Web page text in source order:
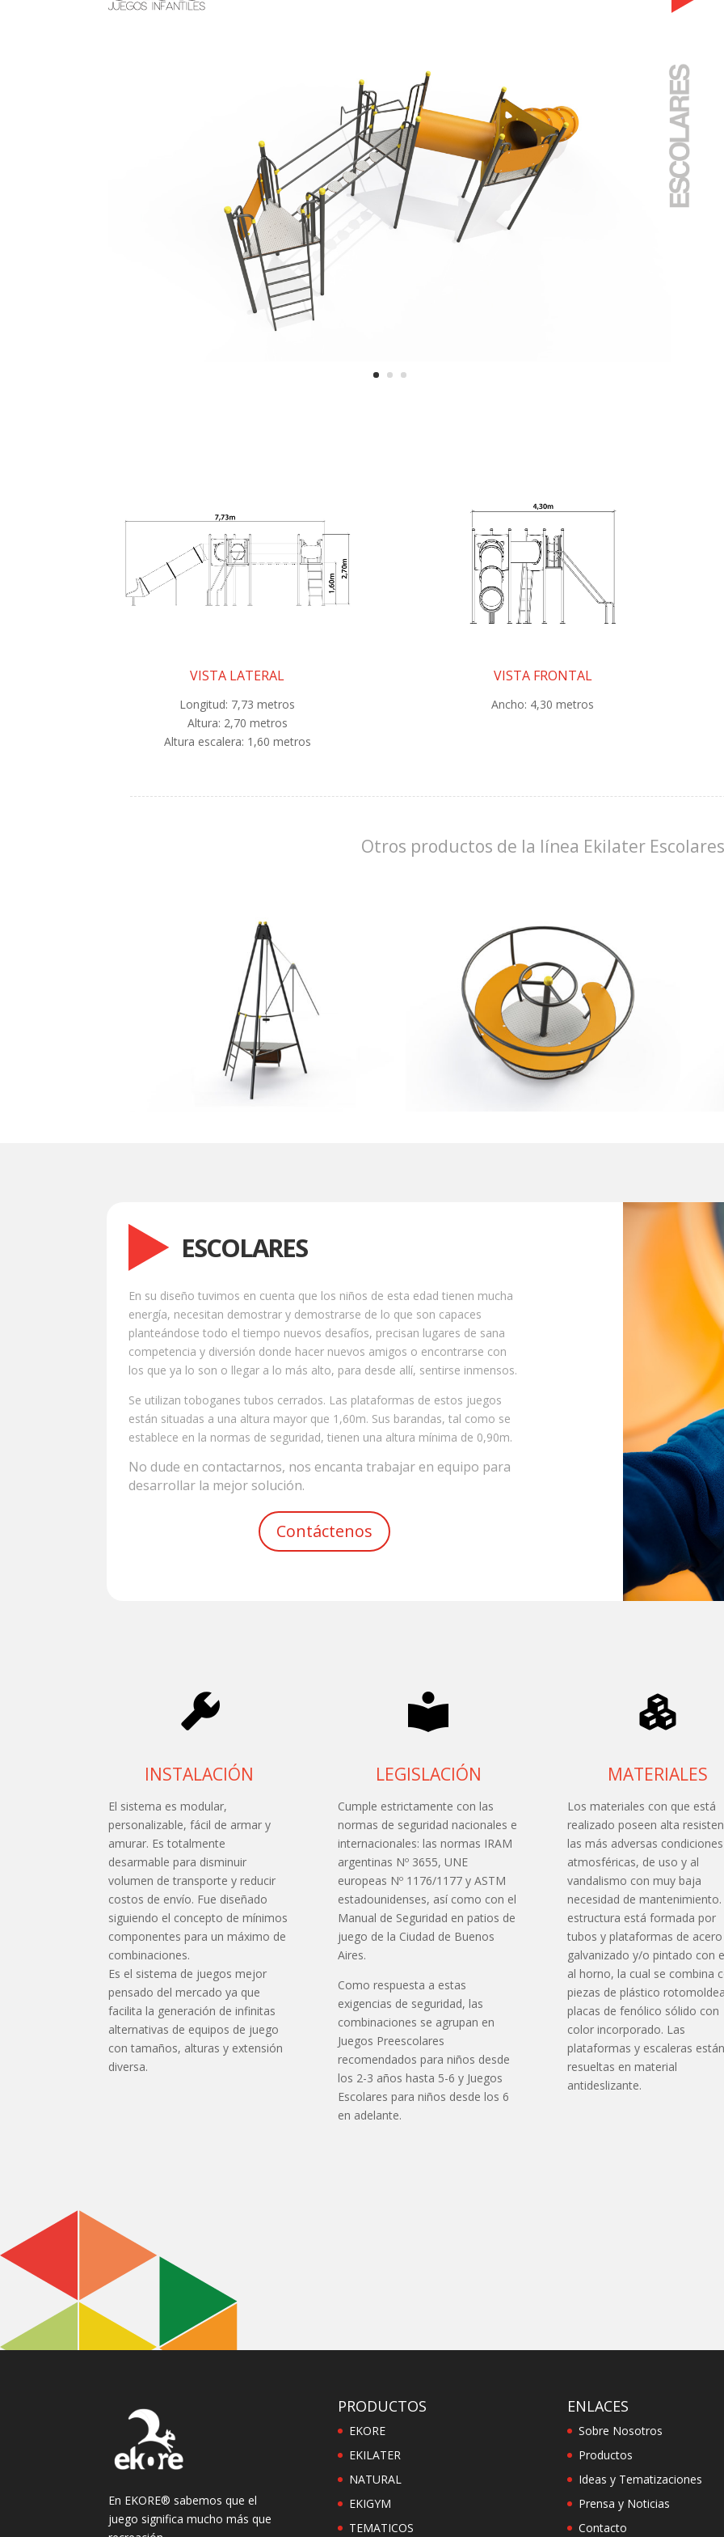
VISTA LATERAL
Longitud: 7,73 metros
Altura: 2,70 metros
Altura escalera: 1,60 metros
VISTA FRONTAL
Ancho: 4,30 metros
Otros productos de la línea Ekilater Escolares
ESCOLARES
En su diseño tuvimos en cuenta que los niños de esta edad tienen mucha
energía, necesitan demostrar y demostrarse de lo que son capaces
planteándose todo el tiempo nuevos desafíos, precisan lugares de sana
competencia y diversión donde hacer nuevos amigos o encontrarse con
los que ya lo son o llegar a lo más alto, para desde allí, sentirse inmensos.
Se utilizan toboganes tubos cerrados. Las plataformas de estos juegos
están situadas a una altura mayor que 1,60m. Sus barandas, tal como se
establece en la normas de seguridad, tienen una altura mínima de 0,90m.
No dude en contactarnos, nos encanta trabajar en equipo para
desarrollar la mejor solución.
Contáctenos
INSTALACIÓN
El sistema es modular,
personalizable, fácil de armar y
amurar. Es totalmente
desarmable para disminuir
volumen de transporte y reducir
costos de envío. Fue diseñado
siguiendo el concepto de mínimos
componentes para un máximo de
combinaciones.
Es el sistema de juegos mejor
pensado del mercado ya que
facilita la generación de infinitas
alternativas de equipos de juego
con tamaños, alturas y extensión
diversa.
LEGISLACIÓN
Cumple estrictamente con las
normas de seguridad nacionales e
internacionales: las normas IRAM
argentinas Nº 3655, UNE
europeas Nº 1176/1177 y ASTM
estadounidenses, así como con el
Manual de Seguridad en patios de
juego de la Ciudad de Buenos
Aires.
Como respuesta a estas
exigencias de seguridad, las
combinaciones se agrupan en
Juegos Preescolares
recomendados para niños desde
los 2-3 años hasta 5-6 y Juegos
Escolares para niños desde los 6
en adelante.
MATERIALES
Los materiales con que está
realizado poseen alta
las más adversas condiciones
atmosféricas, de uso y al
vandalismo con muy baja
necesidad de mantenimiento.
estructura está formada por
tubos y plataformas de acero
galvanizado y/o pintado con
al horno, la cual se combina
piezas de plástico
placas de fenólico sólido con
color incorporado. Las
plataformas y escaleras están
resueltas en material
antideslizante.
En EKORE® sabemos que el
juego significa mucho más que
PRODUCTOS
EKORE
EKILATER
NATURAL
EKIGYM
TEMATICOS
ENLACES
Sobre Nosotros
Productos
Ideas y Tematizaciones
Prensa y Noticias
Contacto